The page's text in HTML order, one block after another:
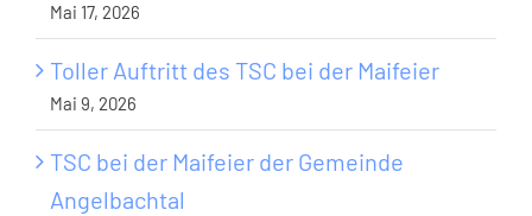
Mai 17, 2026
Toller Auftritt des TSC bei der Maifeier
Mai 9, 2026
TSC bei der Maifeier der Gemeinde
Angelbachtal